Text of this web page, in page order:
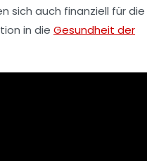
sich auch finanziell für die
in die Gesundheit der